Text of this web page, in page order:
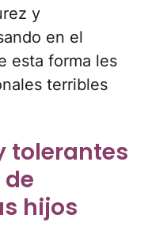
y
en el
esta forma les
terribles
tolerantes
hijos